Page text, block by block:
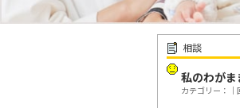
相談
私のわが
カテゴリー：